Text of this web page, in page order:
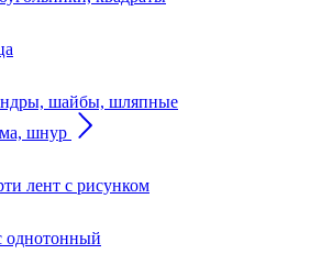
шайбы, шляпные
шнур
лент с рисунком
однотонный